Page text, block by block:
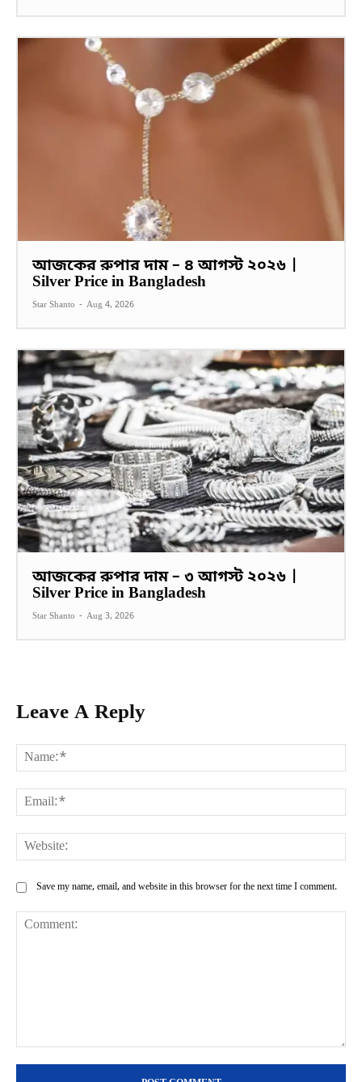
আজকের রুপার দাম – ৪ আগস্ট ২০২৬ |
Silver Price in Bangladesh
Star Shanto - Aug 4, 2026
আজকের রুপার দাম – ৩ আগস্ট ২০২৬ |
Silver Price in Bangladesh
Star Shanto - Aug 3, 2026
Leave A Reply
Save my name, email, and website in this browser for the next time I comment.